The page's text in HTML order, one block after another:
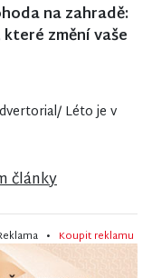
na zahradě:
změní vaše
Léto je v
články
• Koupit reklamu